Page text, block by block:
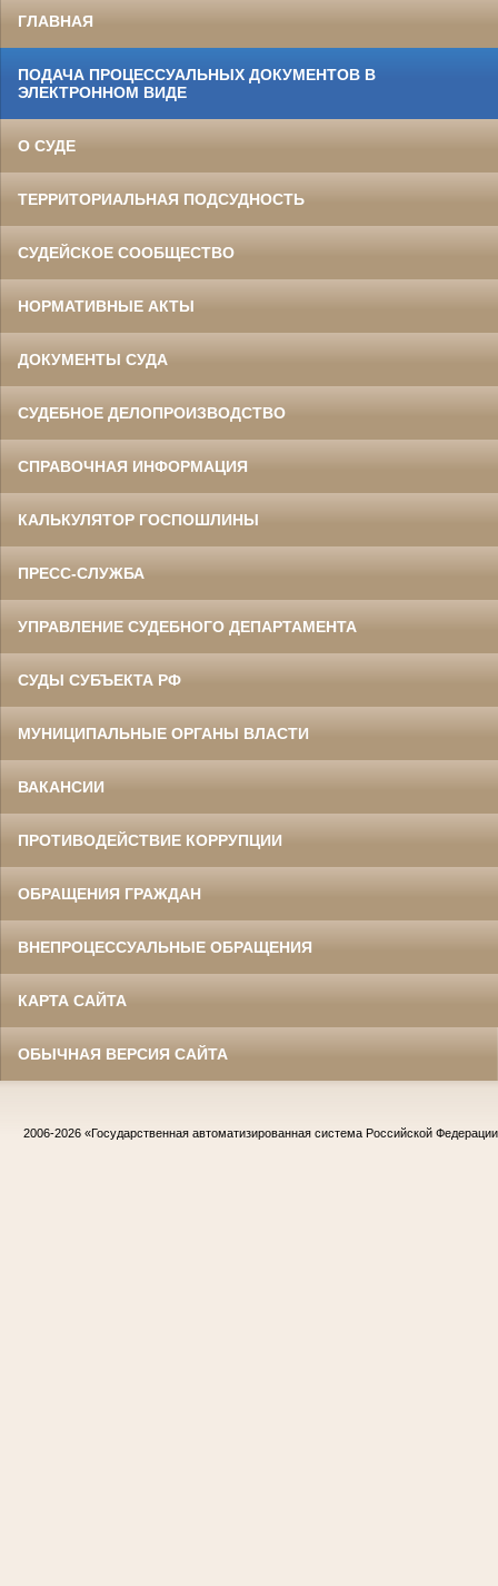
ГЛАВНАЯ
ПОДАЧА ПРОЦЕССУАЛЬНЫХ ДОКУМЕНТОВ В
ЭЛЕКТРОННОМ ВИДЕ
О СУДЕ
ТЕРРИТОРИАЛЬНАЯ ПОДСУДНОСТЬ
СУДЕЙСКОЕ СООБЩЕСТВО
НОРМАТИВНЫЕ АКТЫ
ДОКУМЕНТЫ СУДА
СУДЕБНОЕ ДЕЛОПРОИЗВОДСТВО
СПРАВОЧНАЯ ИНФОРМАЦИЯ
КАЛЬКУЛЯТОР ГОСПОШЛИНЫ
ПРЕСС-СЛУЖБА
УПРАВЛЕНИЕ СУДЕБНОГО ДЕПАРТАМЕНТА
СУДЫ СУБЪЕКТА РФ
МУНИЦИПАЛЬНЫЕ ОРГАНЫ ВЛАСТИ
ВАКАНСИИ
ПРОТИВОДЕЙСТВИЕ КОРРУПЦИИ
ОБРАЩЕНИЯ ГРАЖДАН
ВНЕПРОЦЕССУАЛЬНЫЕ ОБРАЩЕНИЯ
КАРТА САЙТА
ОБЫЧНАЯ ВЕРСИЯ САЙТА
2006-2026 «Государственная автоматизированная система Российской